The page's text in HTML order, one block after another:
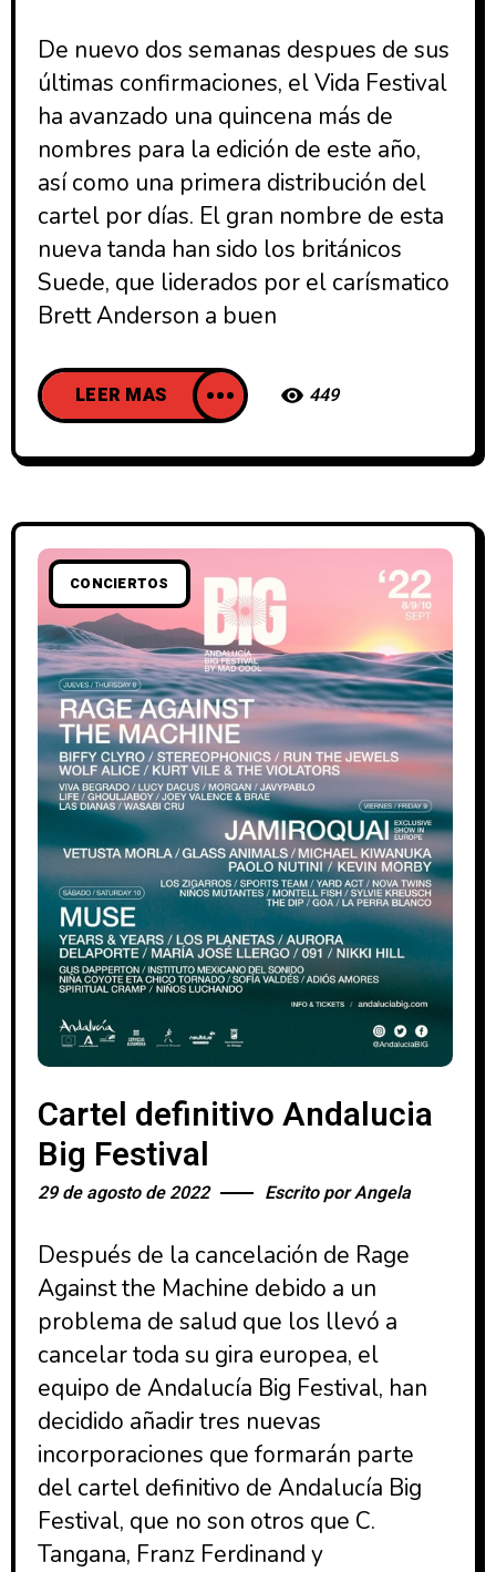
De nuevo dos semanas despues de sus
últimas confirmaciones, el Vida Festival
ha avanzado una quincena más de
nombres para la edición de este año,
así como una primera distribución del
cartel por días. El gran nombre de esta
nueva tanda han sido los británicos
Suede, que liderados por el carísmatico
Brett Anderson a buen
LEER MAS 449
CONCIERTOS
Cartel definitivo Andalucia
Big Festival
29 de agosto de 2022 Escrito porAngela
Después de la cancelación de Rage
Against the Machine debido a un
problema de salud que los llevó a
cancelar toda su gira europea, el
equipo de Andalucía Big Festival, han
decidido añadir tres nuevas
incorporaciones que formarán parte
del cartel definitivo de Andalucía Big
Festival, que no son otros que C.
Tangana, Franz Ferdinand y